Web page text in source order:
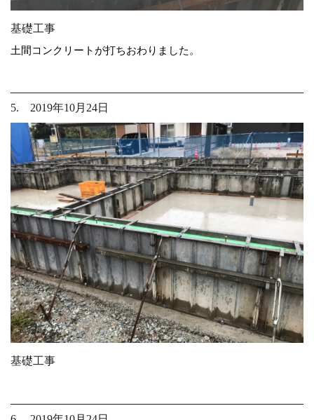
基礎工事
土間コンクリートが打ちおわりました。
5. 2019年10月24日
基礎工事